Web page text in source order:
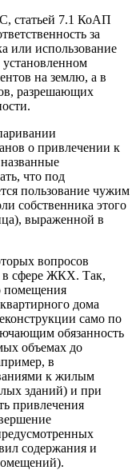
статьей 7.1 КоАП
за
или использование
установленном
на землю, а в
разрешающих
о привлечении к
что под
пользование чужим
собственника этого
выраженной в
вопросов
сфере ЖКХ. Так,
помещения
дома
само по
обязанность
объемах до
в
к жилым
зданий) и при
привлечения
содержания и